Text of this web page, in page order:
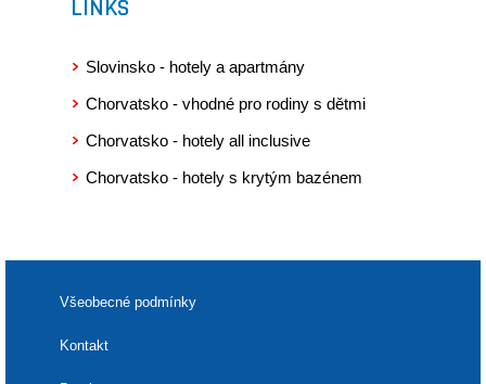
LINKS
Slovinsko - hotely a apartmány
Chorvatsko - vhodné pro rodiny s dětmi
Chorvatsko - hotely all inclusive
Chorvatsko - hotely s krytým bazénem
Všeobecné podmínky
Kontakt